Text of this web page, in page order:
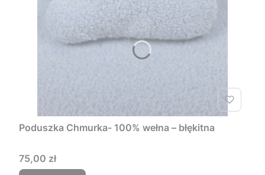
Poduszka Chmurka- 100% wełna – błękitna
Cena
75,00 zł